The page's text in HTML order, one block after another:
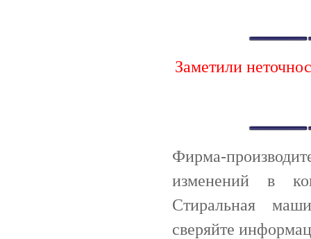
Заметили
Фирма-
изменений в
Стиральная
сверяйте